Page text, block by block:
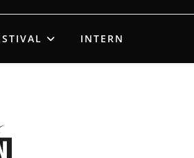
INTERN